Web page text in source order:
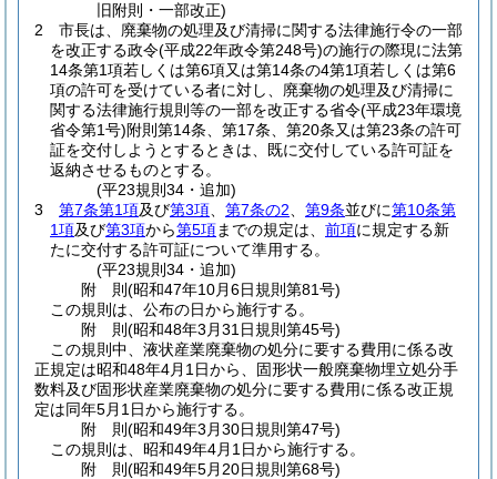
旧附則・一部改正)
2
市長は、廃棄物の処理及び清掃に関する法律施行令の一部
を改正する政令(平成22年政令第248号)の施行の際現に法第
14条第1項若しくは第6項又は第14条の4第1項若しくは第6
項の許可を受けている者に対し、廃棄物の処理及び清掃に
関する法律施行規則等の一部を改正する省令(平成23年環境
省令第1号)附則第14条、第17条、第20条又は第23条の許可
証を交付しようとするときは、既に交付している許可証を
返納させるものとする。
(平23規則34・追加)
3
第7条第1項及び第3項 第7条の2 第9条並びに第10条第
1項及び第3項から第5項までの規定は、 前項に規定する新
たに交付する許可証について準用する。
(平23規則34・追加)
附 則(昭和47年10月6日規則第81号)
この規則は、公布の日から施行する。
附 則(昭和48年3月31日規則第45号)
この規則中、液状産業廃棄物の処分に要する費用に係る改
正規定は昭和48年4月1日から、固形状一般廃棄物埋立処分手
数料及び固形状産業廃棄物の処分に要する費用に係る改正規
定は同年5月1日から施行する。
附 則(昭和49年3月30日規則第47号)
この規則は、昭和49年4月1日から施行する。
附 則(昭和49年5月20日規則第68号)